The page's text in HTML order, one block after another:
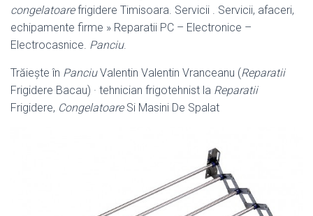
congelatoarefrigidere Timisoara. Servicii . Servicii, afaceri,
echipamente firme » Reparatii PC – Electronice –
Electrocasnice. Panciu.
Trăieşte în PanciuValentin Valentin Vranceanu (Reparatii
Frigidere Bacau) · tehnician frigotehnist la Reparatii
Frigidere, CongelatoareSi Masini De Spalat